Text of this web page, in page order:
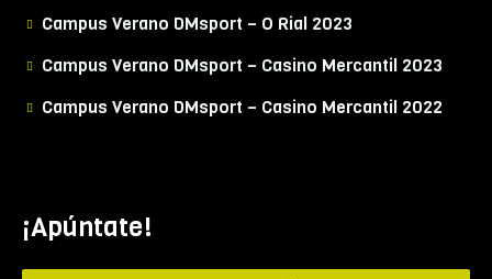
Campus Verano DMsport – O Rial 2023
Campus Verano DMsport – Casino Mercantil 2023
Campus Verano DMsport – Casino Mercantil 2022
¡Apúntate!